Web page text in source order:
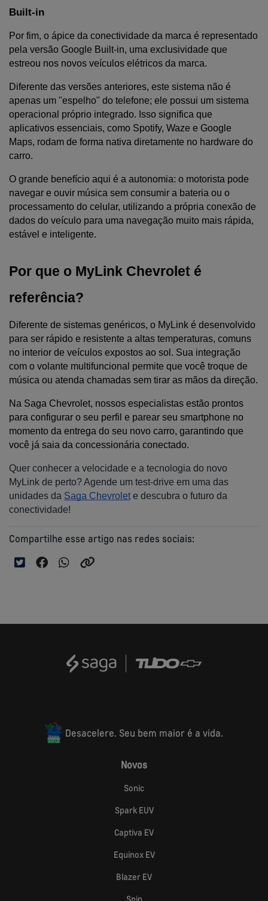
Built-in
Por fim, o ápice da conectividade da marca é representado
pela versão Google Built-in, uma exclusividade que
estreou nos novos veículos elétricos da marca.
Diferente das versões anteriores, este sistema não é
apenas um "espelho" do telefone; ele possui um sistema
operacional próprio integrado. Isso significa que
aplicativos essenciais, como Spotify, Waze e Google
Maps, rodam de forma nativa diretamente no hardware do
carro.
O grande benefício aqui é a autonomia: o motorista pode
navegar e ouvir música sem consumir a bateria ou o
processamento do celular, utilizando a própria conexão de
dados do veículo para uma navegação muito mais rápida,
estável e inteligente.
Por que o MyLink Chevrolet é
referência?
Diferente de sistemas genéricos, o MyLink é desenvolvido
para ser rápido e resistente a altas temperaturas, comuns
no interior de veículos expostos ao sol. Sua integração
com o volante multifuncional permite que você troque de
música ou atenda chamadas sem tirar as mãos da direção.
Na Saga Chevrolet, nossos especialistas estão prontos
para configurar o seu perfil e parear seu smartphone no
momento da entrega do seu novo carro, garantindo que
você já saia da concessionária conectado.
Quer conhecer a velocidade e a tecnologia do novo
MyLink de perto? Agende um test-drive em uma das
unidades da Saga Chevrolete descubra o futuro da
conectividade!
Compartilhe esse artigo nas redes sociais:
Desacelere. Seu bem maior é a vida.
Novos
Sonic
Spark EUV
Captiva EV
Equinox EV
Blazer EV